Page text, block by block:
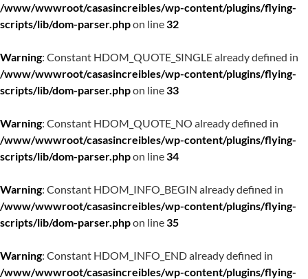
/www/wwwroot/casasincreibles/wp-content/plugins/flying-
scripts/lib/dom-parser.phpon line32
Warning: Constant HDOM_QUOTE_SINGLE already defined in
/www/wwwroot/casasincreibles/wp-content/plugins/flying-
scripts/lib/dom-parser.phpon line33
Warning: Constant HDOM_QUOTE_NO already defined in
/www/wwwroot/casasincreibles/wp-content/plugins/flying-
scripts/lib/dom-parser.phpon line34
Warning: Constant HDOM_INFO_BEGIN already defined in
/www/wwwroot/casasincreibles/wp-content/plugins/flying-
scripts/lib/dom-parser.phpon line35
Warning: Constant HDOM_INFO_END already defined in
/www/wwwroot/casasincreibles/wp-content/plugins/flying-